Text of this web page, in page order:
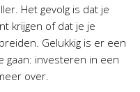
Het gevolg is dat je
krijgen of dat je je
Gelukkig is er een
gaan: investeren in een
over.